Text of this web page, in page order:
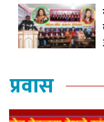
प्रवास